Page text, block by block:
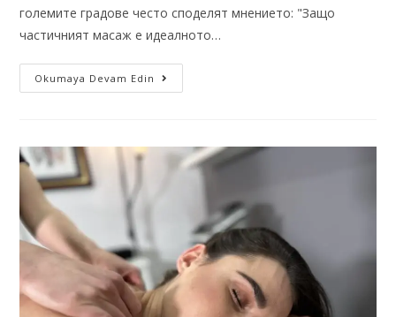
големите градове често споделят мнението: "Защо
частичният масаж е идеалното…
Okumaya Devam Edin